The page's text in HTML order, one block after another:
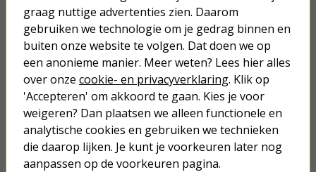
Je verwacht het niet
Turbo onkruidverdelger (Concentraat,
3x 100ml) | Ook voor je gazon!
43,50
40,
89
graag nuttige advertenties zien. Daarom
gebruiken we technologie om je gedrag binnen en
buiten onze website te volgen. Dat doen we op
een anonieme manier. Meer weten? Lees hier alles
over onze cookie- en privacyverklaring. Klik op
'Accepteren' om akkoord te gaan. Kies je voor
weigeren? Dan plaatsen we alleen functionele en
analytische cookies en gebruiken we technieken
die daarop lijken. Je kunt je voorkeuren later nog
aanpassen op de voorkeuren pagina.